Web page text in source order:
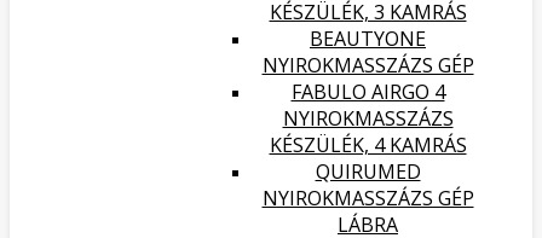
KÉSZÜLÉK, 3 KAMRÁS
BEAUTYONE
NYIROKMASSZÁZS GÉP
FABULO AIRGO 4
NYIROKMASSZÁZS
KÉSZÜLÉK, 4 KAMRÁS
QUIRUMED
NYIROKMASSZÁZS GÉP
LÁBRA